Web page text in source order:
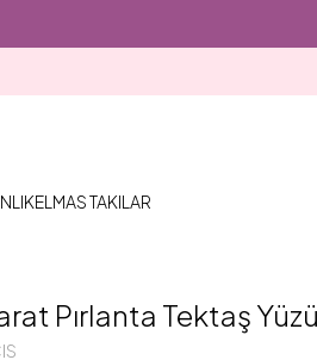
ELMAS TAKILAR
Pırlanta Tektaş